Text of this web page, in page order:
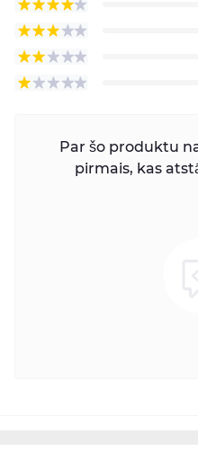
Par šo produktu
pirmais, kas